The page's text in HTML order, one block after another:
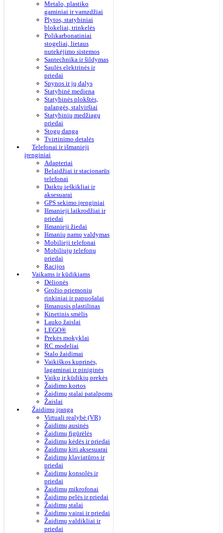
Metalo, plastiko
gaminiai ir vamzdžiai
Plytos, statybiniai
blokeliai, trinkelės
Polikarbonatiniai
stogeliai, lietaus
nutekėjimo sistemos
Santechnika ir šildymas
Saulės elektrinės ir
priedai
Spynos ir jų dalys
Statybinė mediena
Statybinės plokštės,
palangės, stalviršiai
Statybinių medžiagų
priedai
Stogų danga
Tvirtinimo detalės
Telefonai ir išmanieji
įrenginiai
Adapteriai
Belaidžiai ir stacionarūs
telefonai
Daiktų ieškikliai ir
aksesuarai
GPS sekimo įrenginiai
Išmanieji laikrodžiai ir
priedai
Išmanieji žiedai
Išmanių namų valdymas
Mobilieji telefonai
Mobiliųjų telefonų
priedai
Racijos
Vaikams ir kūdikiams
Dėlionės
Grožio priemonių
rinkiniai ir papuošalai
Išmanusis plastilinas
Kinetinis smėlis
Lauko žaislai
LEGO®
Prekės mokyklai
RC modeliai
Stalo žaidimai
Vaikiškos kuprinės,
lagaminai ir piniginės
Vaikų ir kūdikių prekės
Žaidimo kortos
Žaidimų stalai patalpoms
Žaislai
Žaidimų įranga
Virtuali realybė (VR)
Žaidimų ausinės
Žaidimų figūrėlės
Žaidimų kėdės ir priedai
Žaidimų kiti aksesuarai
Žaidimų klaviatūros ir
priedai
Žaidimų konsolės ir
priedai
Žaidimų mikrofonai
Žaidimų pelės ir priedai
Žaidimų stalai
Žaidimų vairai ir priedai
Žaidimų valdikliai ir
priedai